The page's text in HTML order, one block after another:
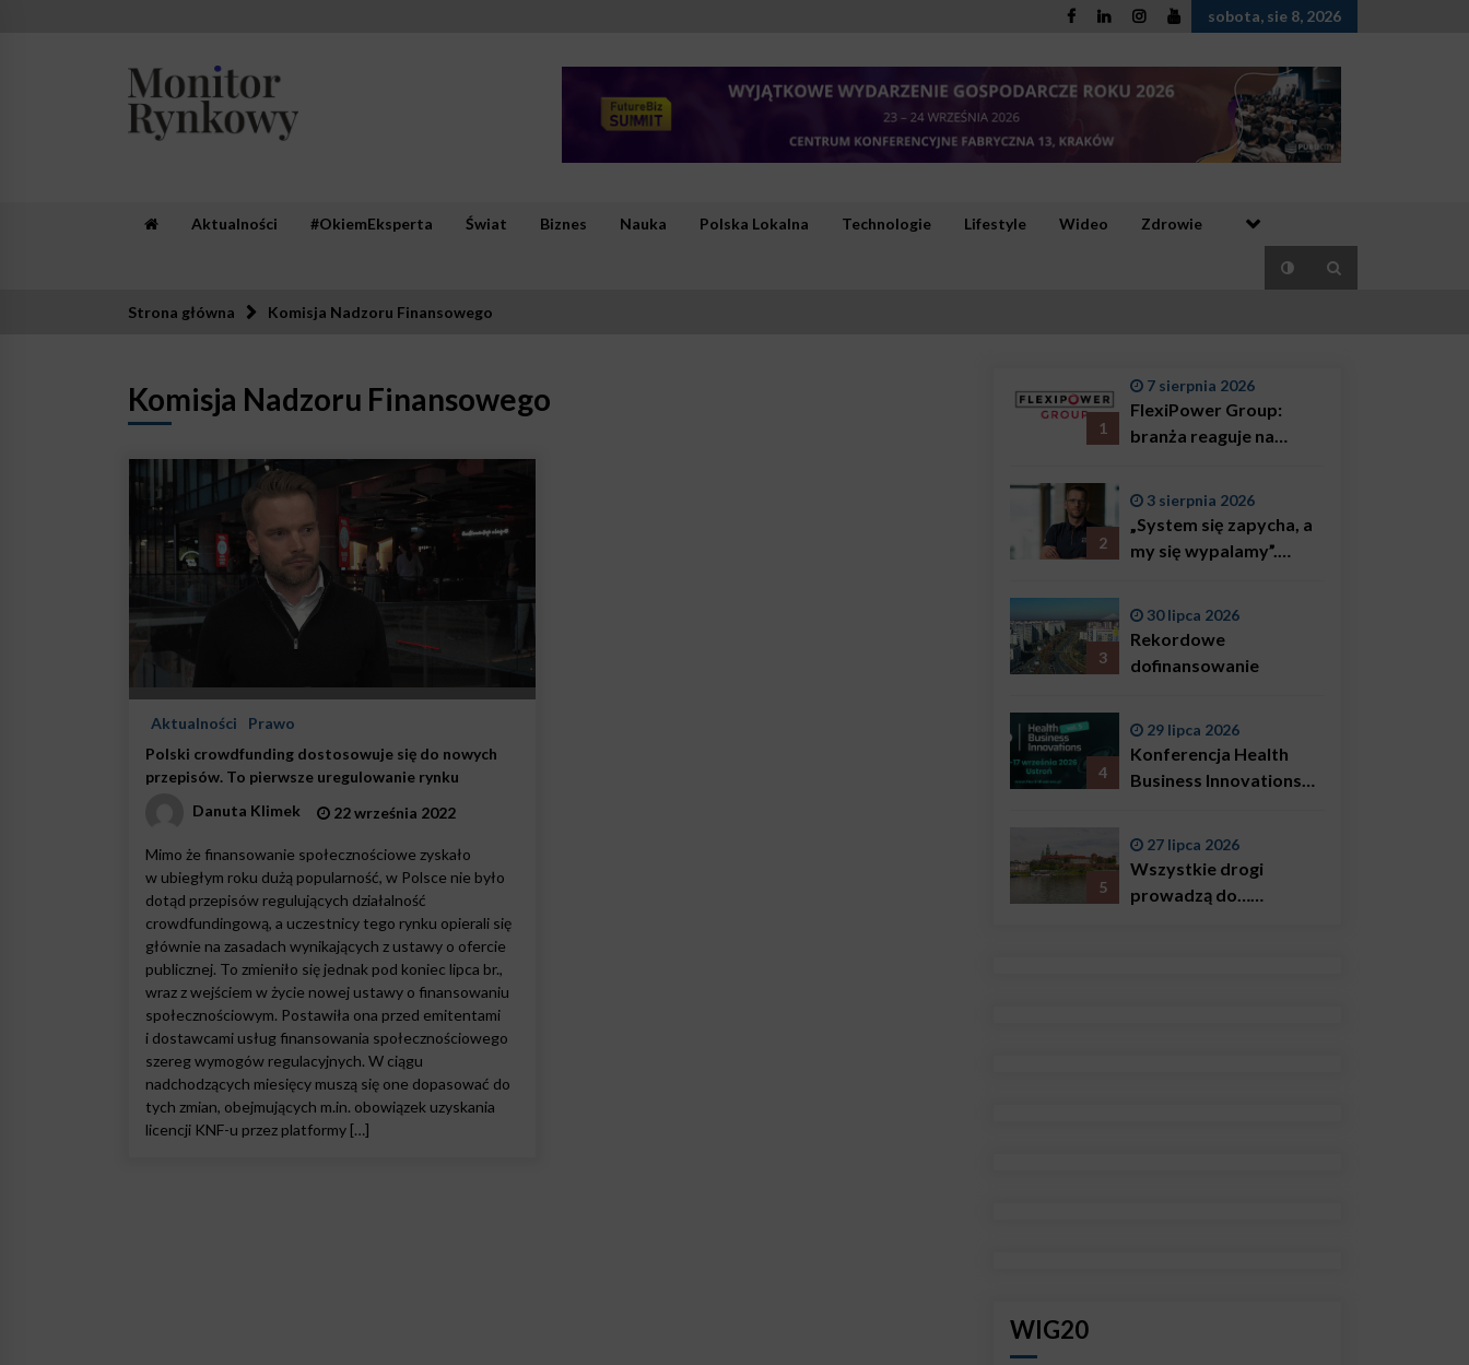
sobota, sie 8, 2026
Aktualności #OkiemEksperta Świat Biznes Nauka Polska Lokalna Technologie Lifestyle Wideo Zdrowie
Strona główna Komisja Nadzoru Finansowego
Komisja Nadzoru Finansowego
Aktualności
Prawo
Polski crowdfunding dostosowuje się do nowych
przepisów. To pierwsze uregulowanie rynku
Danuta Klimek
22 września 2022
Mimo że finansowanie społecznościowe zyskało
w ubiegłym roku dużą popularność, w Polsce nie było
dotąd przepisów regulujących działalność
crowdfundingową, a uczestnicy tego rynku opierali się
głównie na zasadach wynikających z ustawy o ofercie
publicznej. To zmieniło się jednak pod koniec lipca br.,
wraz z wejściem w życie nowej ustawy o finansowaniu
społecznościowym. Postawiła ona przed emitentami
i dostawcami usług finansowania społecznościowego
szereg wymogów regulacyjnych. W ciągu
nadchodzących miesięcy muszą się one dopasować do
tych zmian, obejmujących m.in. obowiązek uzyskania
licencji KNF-u przez platformy […]
1
7 sierpnia 2026
FlexiPower Group:
branża reaguje na
2
3 sierpnia 2026
„System się zapycha, a
my się wypalamy”.
Bączkowski, mówi
wprost: problemem są
3
30 lipca 2026
Rekordowe
dofinansowanie
4
29 lipca 2026
Konferencja Health
Business Innovations
5
27 lipca 2026
Wszystkie drogi
prowadzą do…
WIG20